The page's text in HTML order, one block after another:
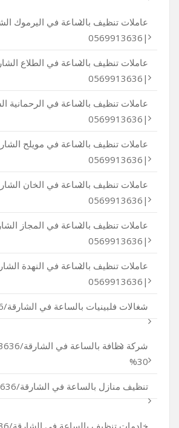
عاملات تنظيف بالساعة في اليرموك
|0569913636
عاملات تنظيف بالساعة في الطلاع
|0569913636
عاملات تنظيف بالساعة في الرحمانية
|0569913636
عاملات تنظيف بالساعة في مويلح
|0569913636
عاملات تنظيف بالساعة في الخان
|0569913636
عاملات تنظيف بالساعة في المجاز
|0569913636
عاملات تنظيف بالساعة في النهدة
|0569913636
شغالات فلبينيات بالساعة في الشارقة/0569913636
30%
تنظيف منازل بالساعة في الشارقة/0569913636
خادمات تنظيف بالساعة في الشارقة/0569913636